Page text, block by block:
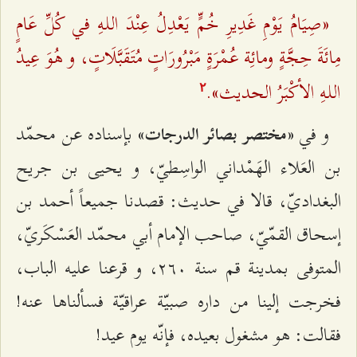
«صِيَامُ يَوْمِ غَدِيرِ خُمٍّ يَعْدِلُ عِنْدَ اللـهِ في كُلِّ عَامٍ
مِائَةَ حِجَّةٍ ومائِة عُمْرَةٍ مَبْرُورَاتٍ مُتَقَبَّلَاتٍ، و هُوَ عِيدُ
اللـهِ الأكْبَرُ الحديث».٢
و في«مختصر بصائر الدرجات» بإسناده عن محمّد
بن العَلاء الهَمْداني الواسِطيّ، و يحيى بن جريح
البغداديّ، قالا في حديث: قصدنا جميعاً أحمد بن
إسحاق القمّيّ، صاحب الإمام أبي محمّد العَسْكَريّ،
المتوفى بمدينة قم سنة ٢٦۰، و قرعنا عليه الباب،
فخرجت إلينا من داره صبيّة عراقيّة فسألناها عنه!
فقالت: هو مشغول بعيده، فإنّه يوم عيد!